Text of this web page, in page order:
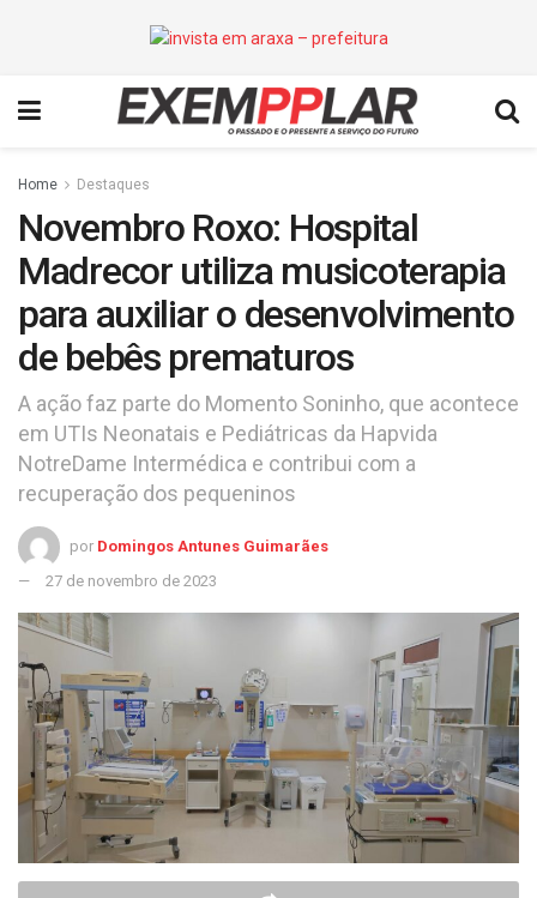
Home Destaques
Novembro Roxo: Hospital
Madrecor utiliza musicoterapia
para auxiliar o desenvolvimento
de bebês prematuros
A ação faz parte do Momento Soninho, que acontece
em UTIs Neonatais e Pediátricas da Hapvida
NotreDame Intermédica e contribui com a
recuperação dos pequeninos
por Domingos Antunes Guimarães
27 de novembro de 2023